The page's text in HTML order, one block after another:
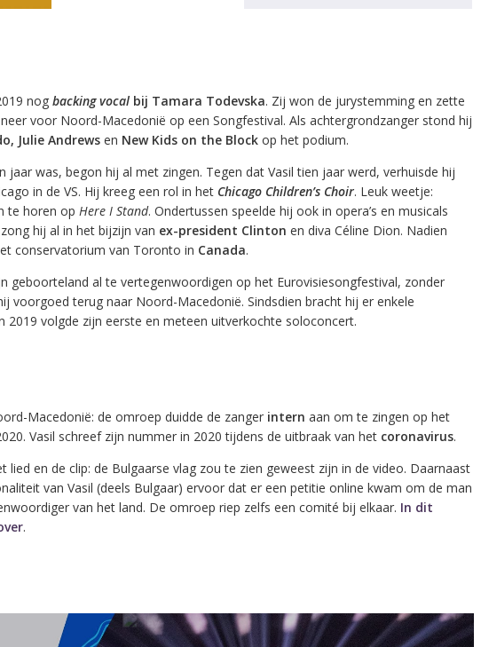
nog backing vocalbij Tamara Todevska. Zij won de jurystemming en zette
voor Noord-Macedonië op een Songfestival. Als achtergrondzanger stond hij
Julie Andrews en New Kids on the Blockop het podium.
jaar was, begon hij al met zingen. Tegen dat Vasil tien jaar werd, verhuisde hij
in de VS. Hij kreeg een rol in het Chicago Children’s Choir. Leuk weetje:
te horen op Here I Stand. Ondertussen speelde hij ook in opera’s en musicals
hij al in het bijzijn van ex-president Clinton en diva Céline Dion. Nadien
conservatorium van Toronto in Canada.
geboorteland al te vertegenwoordigen op het Eurovisiesongfestival, zonder
voorgoed terug naar Noord-Macedonië. Sindsdien bracht hij er enkele
2019 volgde zijn eerste en meteen uitverkochte soloconcert.
Macedonië: de omroep duidde de zanger intern aan om te zingen op het
Vasil schreef zijn nummer in 2020 tijdens de uitbraak van het coronavirus.
lied en de clip: de Bulgaarse vlag zou te zien geweest zijn in de video. Daarnaast
van Vasil (deels Bulgaar) ervoor dat er een petitie online kwam om de man
van het land. De omroep riep zelfs een comité bij elkaar. In dit
.